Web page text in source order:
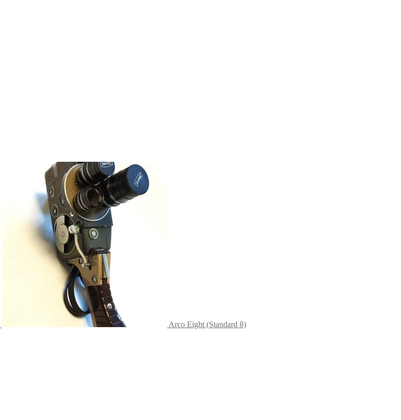
Arco Eight (Standard 8)